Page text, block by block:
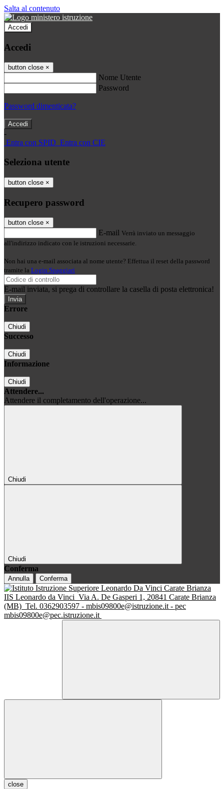
Salta al contenuto
Accedi
Accedi
button close ×
Nome Utente
Password
Password dimenticata?
-
Entra con SPID Entra con CIE
Seleziona utente
button close ×
Recupero password
button close ×
E-mail Verrà inviato un messaggio
all'indirizzo indicato con le istruzioni necessarie.
Non hai una e-mail associata al nome utente? Effettua il reset della password
tramite la Login Spaggiari
E-mail inviata, si prega di controllare la casella di posta elettronica!
Errore
Chiudi
Successo
Chiudi
Informazione
Chiudi
Attendere...
Attendere il completamento dell'operazione...
Chiudi
Chiudi
Conferma
Annulla Conferma
IIS Leonardo da Vinci Via A. De Gasperi 1, 20841 Carate Brianza
(MB) Tel. 0362903597 - mbis09800e@istruzione.it - pec
mbis09800e@pec.istruzione.it
close